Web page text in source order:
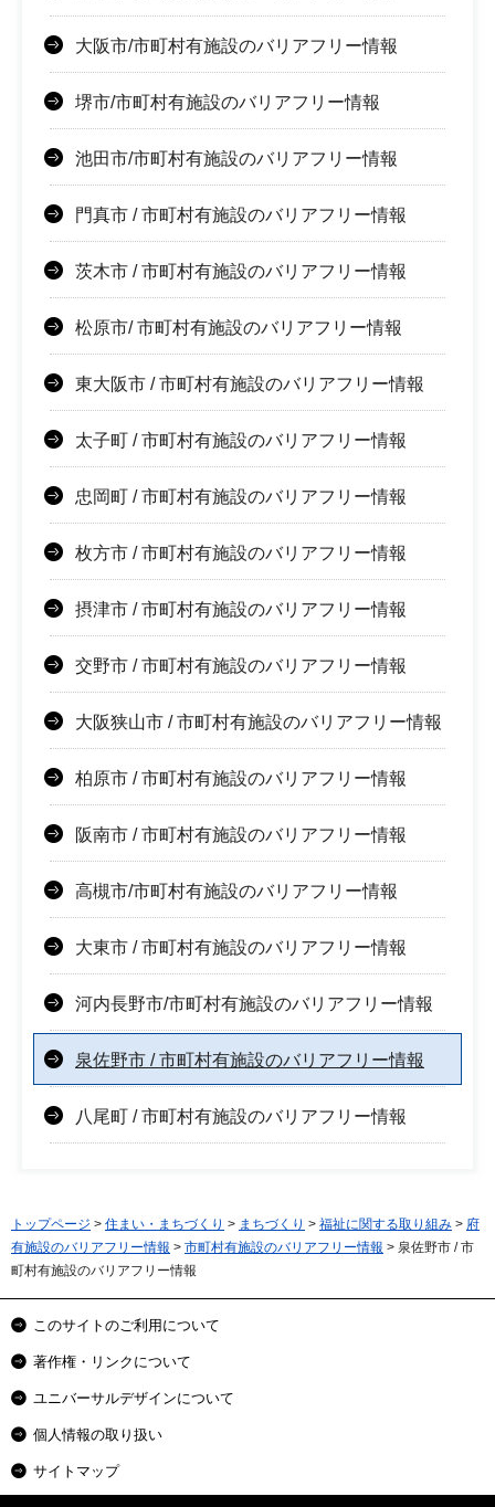
大阪市/市町村有施設のバリアフリー情報
堺市/市町村有施設のバリアフリー情報
池田市/市町村有施設のバリアフリー情報
門真市 / 市町村有施設のバリアフリー情報
茨木市 / 市町村有施設のバリアフリー情報
松原市/ 市町村有施設のバリアフリー情報
東大阪市 / 市町村有施設のバリアフリー情報
太子町 / 市町村有施設のバリアフリー情報
忠岡町 / 市町村有施設のバリアフリー情報
枚方市 / 市町村有施設のバリアフリー情報
摂津市 / 市町村有施設のバリアフリー情報
交野市 / 市町村有施設のバリアフリー情報
大阪狭山市 / 市町村有施設のバリアフリー情報
柏原市 / 市町村有施設のバリアフリー情報
阪南市 / 市町村有施設のバリアフリー情報
高槻市/市町村有施設のバリアフリー情報
大東市 / 市町村有施設のバリアフリー情報
河内長野市/市町村有施設のバリアフリー情報
泉佐野市 / 市町村有施設のバリアフリー情報
八尾町 / 市町村有施設のバリアフリー情報
トップページ > 住まい・まちづくり > まちづくり > 福祉に関する取り組み > 府
有施設のバリアフリー情報 > 市町村有施設のバリアフリー情報 > 泉佐野市 / 市
町村有施設のバリアフリー情報
このサイトのご利用について
著作権・リンクについて
ユニバーサルデザインについて
個人情報の取り扱い
サイトマップ